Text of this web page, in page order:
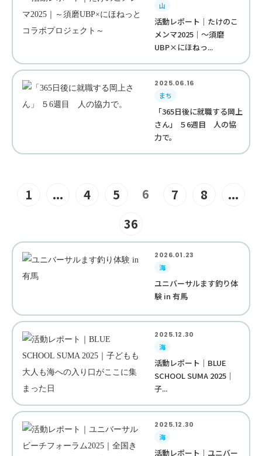
山
活動レポート｜たけのこ
メンマ2025｜～須磨
UBP×にほねっ...
2025.06.16
まち
「365日後に就職する岡上
さん」 ５6週目 人の協
力で。
1 ... 4 5 6 7 8
...
36
2026.01.23
海
ユニバーサルます釣り体
験 in 有馬
2025.12.30
海
活動レポート｜BLUE
SCHOOL SUMA 2025｜
子...
2025.12.30
海
活動レポート｜ユニバー